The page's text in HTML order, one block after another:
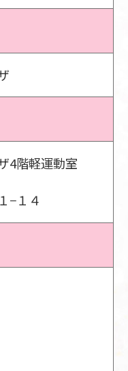
4階軽運動室
−１４